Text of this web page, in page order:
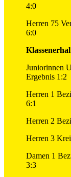
4:0
Herren 75
6:0
Juniorinnen
Ergebnis 1:2
Herren 1
6:1
Herren 2
Herren 3
Damen 1
3:3